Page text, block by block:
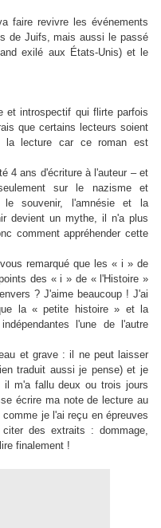
faire revivre les événements
de Juifs, mais aussi le passé
exilé aux États-Unis) et le
et introspectif qui flirte parfois
que certains lecteurs soient
la lecture car ce roman est
4 ans d'écriture à l'auteur – et
sur le nazisme et
le souvenir, l'amnésie et la
devient un mythe, il n'a plus
comment appréhender cette
remarqué que les « i » de
des « i » de « l'Histoire »
? J'aime beaucoup ! J'ai
la « petite histoire » et la
l'une de l'autre
et grave : il ne peut laisser
traduit aussi je pense) et je
m'a fallu deux ou trois jours
écrire ma note de lecture au
je l'ai reçu en épreuves
des extraits : dommage,
finalement !